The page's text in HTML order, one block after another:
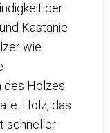
der
Kastanie
wie
des Holzes
Holz, das
schneller